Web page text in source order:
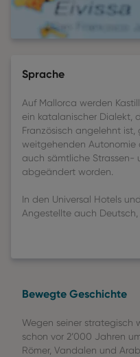
Sprache
Auf Mallorca werden
ein katalanischer Dialekt,
Französisch angelehnt ist,
weitgehenden Autonomie
auch sämtliche Strassen-
abgeändert worden.
In den Universal Hotels
Angestellte auch Deutsch,
Bewegte Geschichte
Wegen seiner strategisch
schon vor 2’000 Jahren
Römer, Vandalen und